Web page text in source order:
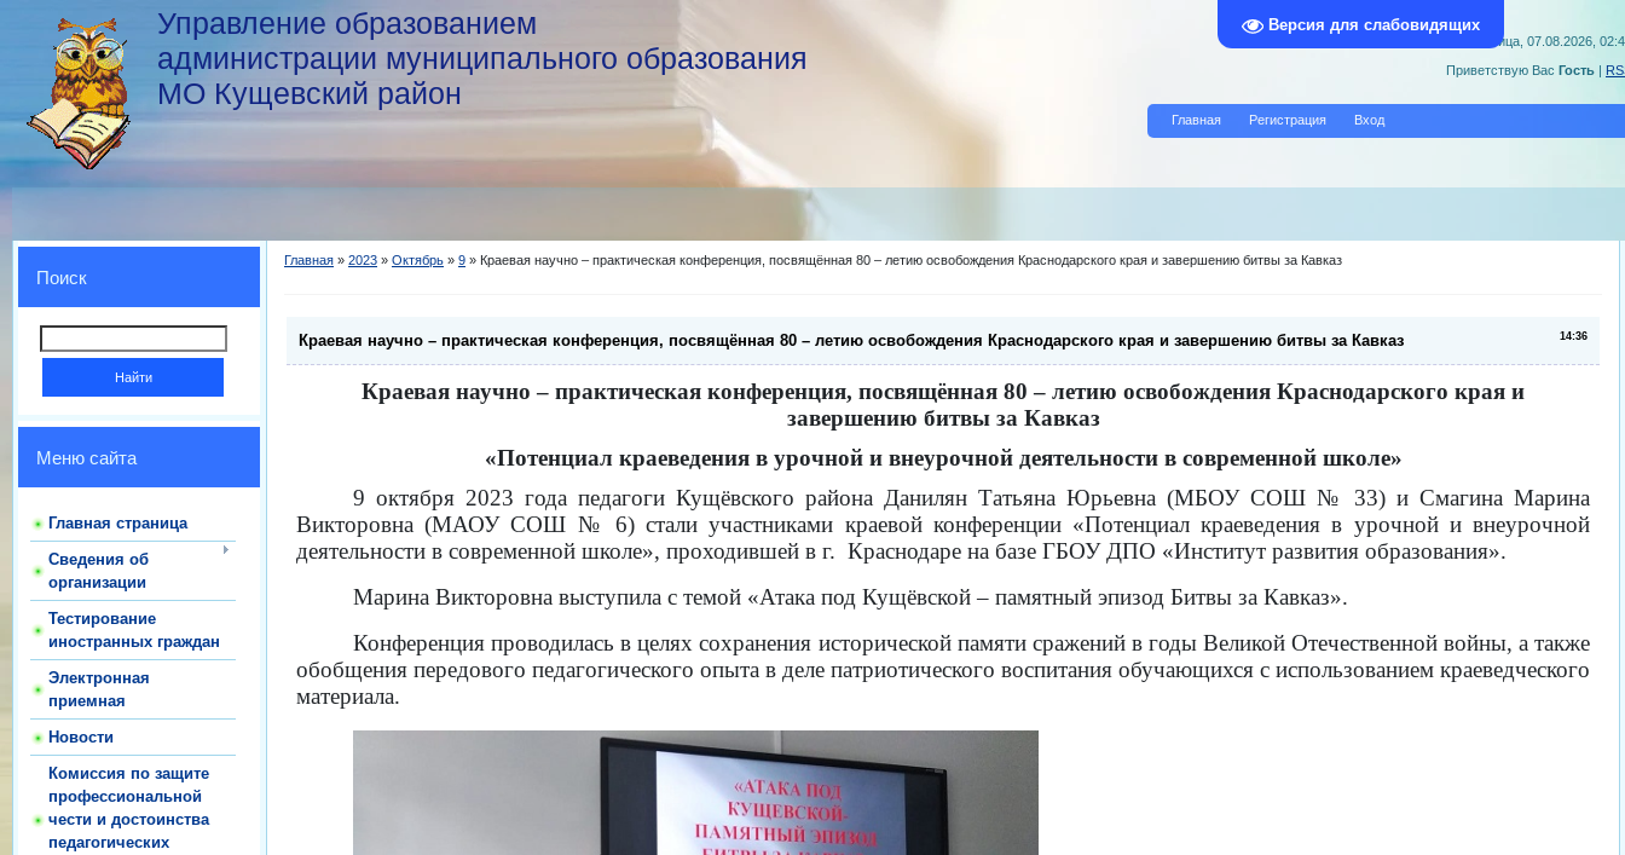
Версия для слабовидящих
Пятница, 07.08.2026,
Приветствую Вас Гость |
Управление образованием
администрации муниципального образования
МО Кущевский район
Главная Регистрация Вход
Поиск
Меню сайта
Главная страница
Сведения об
организации
Тестирование
иностранных граждан
Электронная
приемная
Новости
Комиссия по защите
профессиональной
чести и достоинства
педагогических
Главная » 2023 » Октябрь » 9 » Краевая научно – практическая конференция, посвящённая 80 – летию освобождения Краснодарского края и завершению битвы за Кавказ
14:36
Краевая научно – практическая конференция, посвящённая 80 – летию освобождения Краснодарского края и завершению битвы за Кавказ
Краевая научно – практическая конференция, посвящённая 80 – летию освобождения Краснодарского края и
завершению битвы за Кавказ
«Потенциал краеведения в урочной и внеурочной деятельности в современной школе»
9 октября 2023 года педагоги Кущёвского района Данилян Татьяна Юрьевна (МБОУ СОШ № 33) и Смагина Марина
Викторовна (МАОУ СОШ № 6) стали участниками краевой конференции «Потенциал краеведения в урочной и внеурочной
деятельности в современной школе», проходившей в г. Краснодаре на базе ГБОУ ДПО «Институт развития образования».
Марина Викторовна выступила с темой «Атака под Кущёвской – памятный эпизод Битвы за Кавказ».
Конференция проводилась в целях сохранения исторической памяти сражений в годы Великой Отечественной войны, а также
обобщения передового педагогического опыта в деле патриотического воспитания обучающихся с использованием краеведческого
материала.